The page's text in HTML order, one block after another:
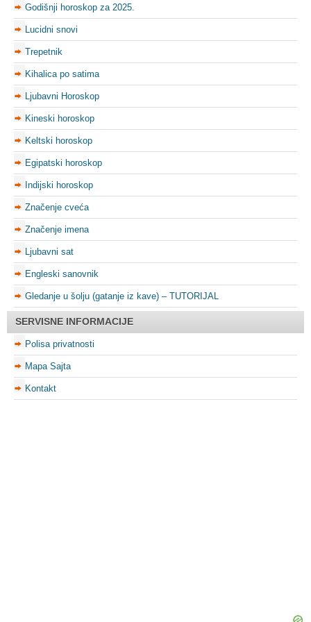
Godišnji horoskop za 2025.
Lucidni snovi
Trepetnik
Kihalica po satima
Ljubavni Horoskop
Kineski horoskop
Keltski horoskop
Egipatski horoskop
Indijski horoskop
Značenje cveća
Značenje imena
Ljubavni sat
Engleski sanovnik
Gledanje u šolju (gatanje iz kave) – TUTORIJAL
SERVISNE INFORMACIJE
Polisa privatnosti
Mapa Sajta
Kontakt